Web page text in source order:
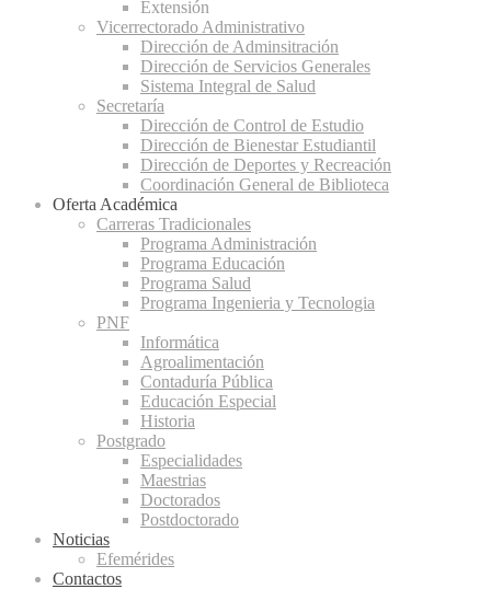
Extensión
Vicerrectorado Administrativo
Dirección de Adminsitración
Dirección de Servicios Generales
Sistema Integral de Salud
Secretaría
Dirección de Control de Estudio
Dirección de Bienestar Estudiantil
Dirección de Deportes y Recreación
Coordinación General de Biblioteca
Oferta Académica
Carreras Tradicionales
Programa Administración
Programa Educación
Programa Salud
Programa Ingenieria y Tecnologia
PNF
Informática
Agroalimentación
Contaduría Pública
Educación Especial
Historia
Postgrado
Especialidades
Maestrias
Doctorados
Postdoctorado
Noticias
Efemérides
Contactos